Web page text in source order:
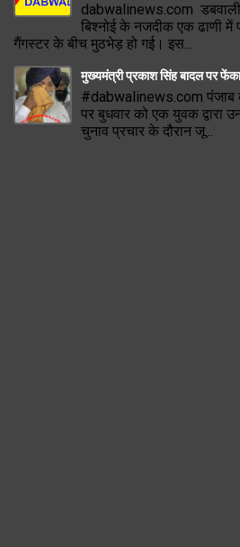
dabwalinews.com
बिश्नोई के नजदीक एक ढाणी में
गैंगस्टर के बीच मुठभेड़ हो गई। इस...
मुख्यमंत्री प्रकाश सिंह बादल पर
#dabwalinews.com पंजाब
पर बुधवार को एक युवक द्वारा
चुनाव प्रचार के दौरान जू...